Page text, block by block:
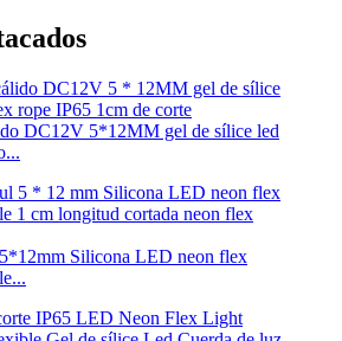
DC12V 5*12MM gel de sílice led
Silicona LED neon flex